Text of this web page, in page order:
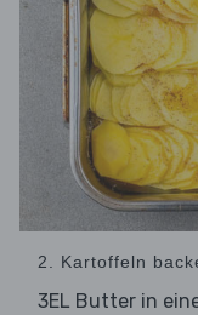
2. Kartoffeln
3EL Butter in